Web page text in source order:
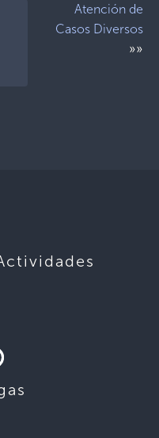
Atención de
Casos Diversos
»»